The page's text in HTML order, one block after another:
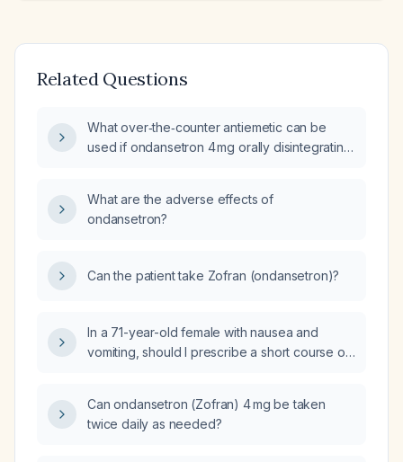
Related Questions
What over‑the‑counter antiemetic can be
used if ondansetron 4 mg orally disintegrating
What are the adverse effects of
ondansetron?
Can the patient take Zofran (ondansetron)?
In a 71-year-old female with nausea and
vomiting, should I prescribe a short course of
Can ondansetron (Zofran) 4 mg be taken
twice daily as needed?